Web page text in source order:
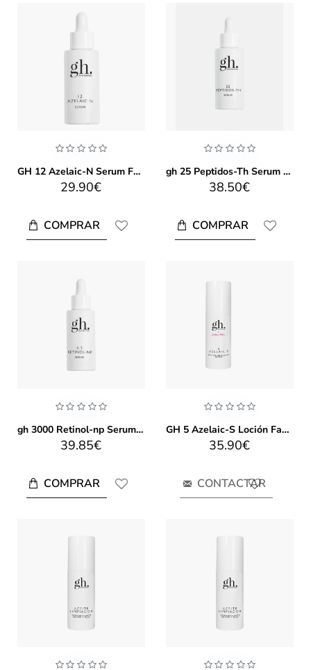
GH 12 Azelaic-N Serum Facial (30ml)
29.90€
COMPRAR
gh 25 Peptidos-Th Serum 30ml
38.50€
COMPRAR
gh 3000 Retinol-np Serum 30 ml
39.85€
COMPRAR
GH 5 Azelaic-S Loción Facial (100ml)
35.90€
CONTACTAR